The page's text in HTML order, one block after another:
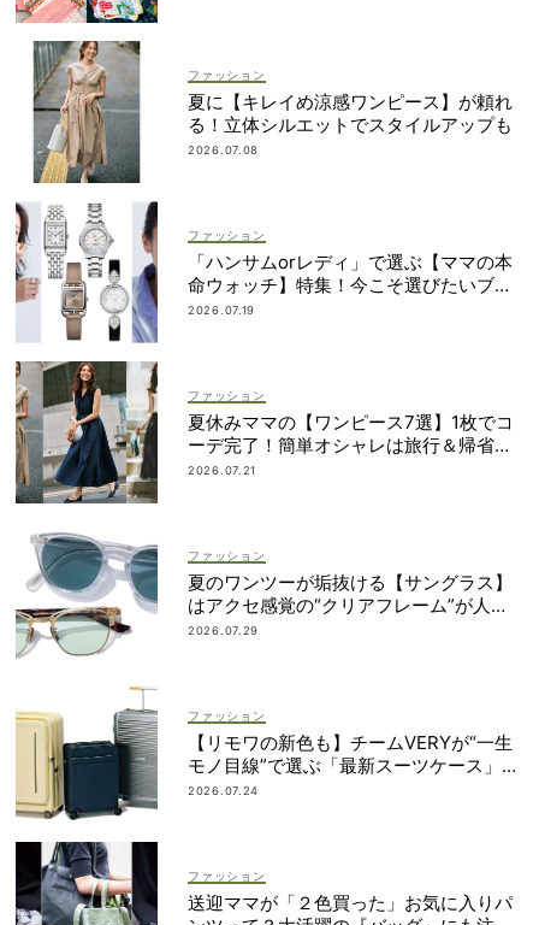
ファッション
夏に【キレイめ涼感ワンピース】が頼れ
る！立体シルエットでスタイルアップも
2026.07.08
ファッション
「ハンサムorレディ」で選ぶ【ママの本
命ウォッチ】特集！今こそ選びたいブラ
ンド19選
2026.07.19
ファッション
夏休みママの【ワンピース7選】1枚でコ
ーデ完了！簡単オシャレは旅行＆帰省に
も
2026.07.21
ファッション
夏のワンツーが垢抜ける【サングラス】
はアクセ感覚の“クリアフレーム”が人
気！
2026.07.29
ファッション
【リモワの新色も】チームVERYが“一生
モノ目線”で選ぶ「最新スーツケース」5
選！
2026.07.24
ファッション
送迎ママが「２色買った」お気に入りパ